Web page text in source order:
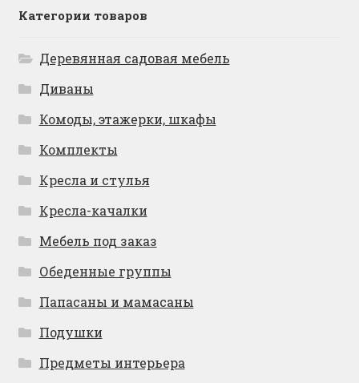
Категории товаров
Деревянная садовая мебель
Диваны
Комоды, этажерки, шкафы
Комплекты
Кресла и стулья
Кресла-качалки
Мебель под заказ
Обеденные группы
Папасаны и мамасаны
Подушки
Предметы интерьера